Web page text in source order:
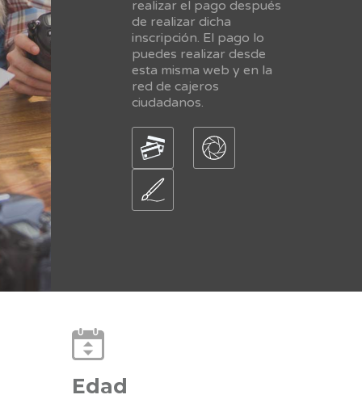
realizar el pago después
de realizar dicha
inscripción. El pago lo
puedes realizar desde
esta misma web y en la
red de cajeros
ciudadanos.
Edad